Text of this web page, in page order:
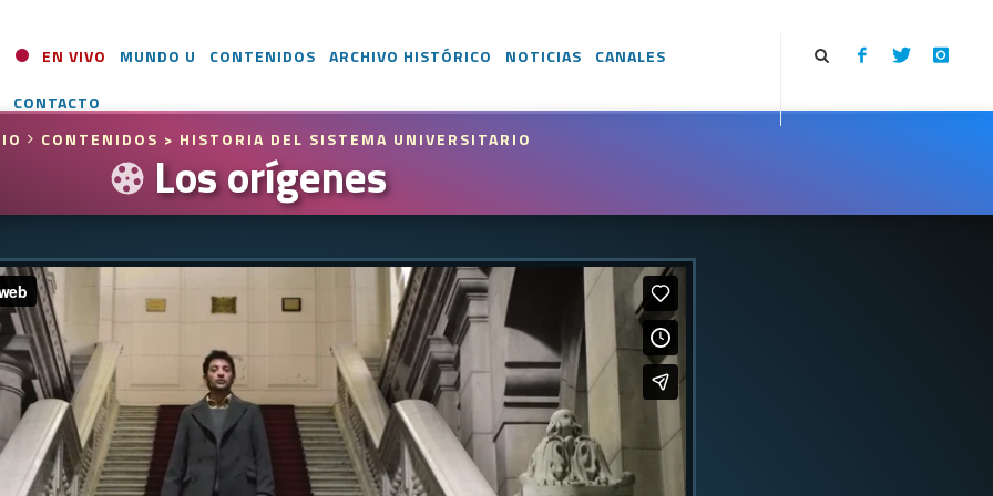
EN VIVO MUNDO U CONTENIDOS ARCHIVO HISTÓRICO NOTICIAS
CANALES
CONTACTO
CONTENIDOS > HISTORIA DEL SISTEMA UNIVERSITARIO
Los orígenes